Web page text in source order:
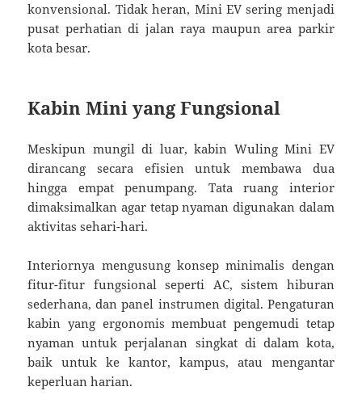
konvensional. Tidak heran, Mini EV sering menjadi
pusat perhatian di jalan raya maupun area parkir
kota besar.
Kabin Mini yang Fungsional
Meskipun mungil di luar, kabin Wuling Mini EV
dirancang secara efisien untuk membawa dua
hingga empat penumpang. Tata ruang interior
dimaksimalkan agar tetap nyaman digunakan dalam
aktivitas sehari-hari.
Interiornya mengusung konsep minimalis dengan
fitur-fitur fungsional seperti AC, sistem hiburan
sederhana, dan panel instrumen digital. Pengaturan
kabin yang ergonomis membuat pengemudi tetap
nyaman untuk perjalanan singkat di dalam kota,
baik untuk ke kantor, kampus, atau mengantar
keperluan harian.